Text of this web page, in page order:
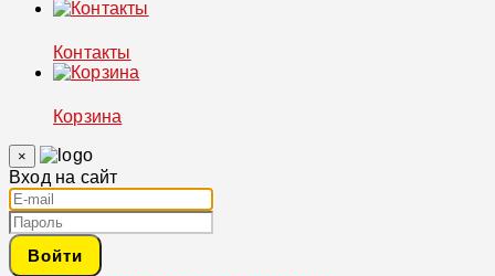
Контакты
Корзина
×
Вход на сайт
Войти